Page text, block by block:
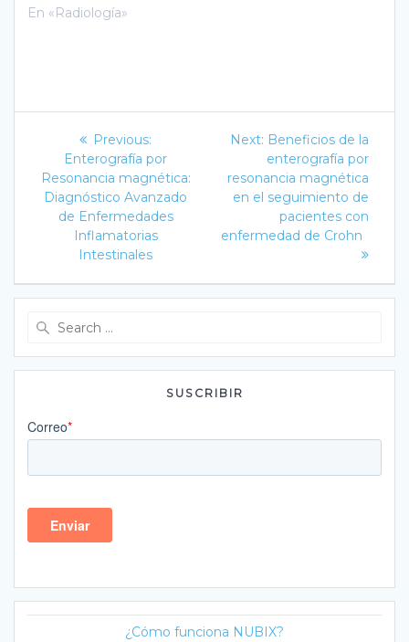
En «Radiología»
Navegación
de
entradas
Previous:
post:
Enterografía por
Resonancia magnética:
Diagnóstico Avanzado
de Enfermedades
Inflamatorias
Intestinales
Next: Next
post:
Beneficios de la
enterografía por
resonancia magnética
en el seguimiento de
pacientes con
enfermedad de Crohn
SUSCRIBIR
¿Cómo funciona NUBIX?